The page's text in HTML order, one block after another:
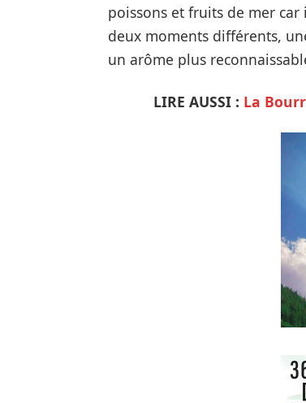
poissons et fruits de mer
deux moments différents,
un arôme plus
LIRE AUSSI : La